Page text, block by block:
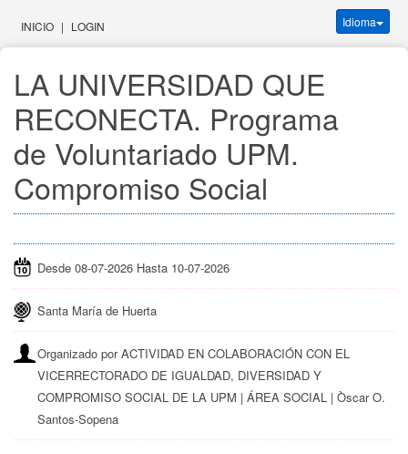
INICIO | LOGIN Idioma
LA UNIVERSIDAD QUE
RECONECTA. Programa
de Voluntariado UPM.
Compromiso Social
Desde 08-07-2026 Hasta 10-07-2026
Santa María de Huerta
Organizado por ACTIVIDAD EN COLABORACIÓN CON EL
VICERRECTORADO DE IGUALDAD, DIVERSIDAD Y
COMPROMISO SOCIAL DE LA UPM | ÁREA SOCIAL | Òscar O.
Santos-Sopena